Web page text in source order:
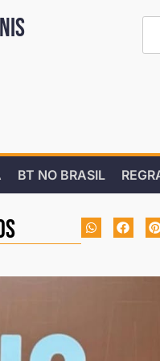
BT NO BRASIL